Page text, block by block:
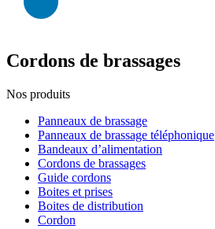
Cordons de brassages
Nos produits
Panneaux de brassage
Panneaux de brassage téléphonique
Bandeaux d’alimentation
Cordons de brassages
Guide cordons
Boites et prises
Boites de distribution
Cordon